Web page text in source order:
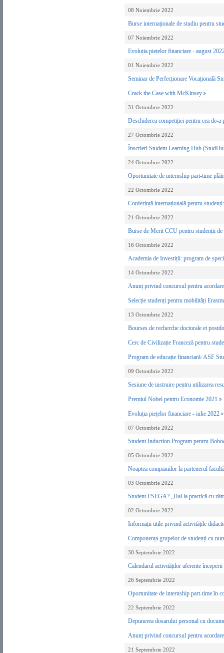
08 Noiembrie 2022
Burse internaționale de studiu pentru
07 Noiembrie 2022
Evoluția piețelor financiare - august
01 Noiembrie 2022
Seminar de Perfecționare Vocațională
Crack the Case with McKinsey
31 Octombrie 2022
Deschiderea competiției pentru cea de-
27 Octombrie 2022
Înscrieri Student Learning Hub
24 Octombrie 2022
Oportunitate de internship part-time
22 Octombrie 2022
Conferință internațională pentru
21 Octombrie 2022
Burse de Merit CCU pentru studenții
16 Octombrie 2022
Academia de Investiții: program de
14 Octombrie 2022
Anunț privind concursul pentru
Selecție studenți pentru mobilități
13 Octombrie 2022
Bourses de recherche doctorale et
Cerc de Civilizație Franceză pentru
Program de educație financiară: ASF
09 Octombrie 2022
Sesiune de instruire pentru utilizarea
Premiul Nobel pentru Economie 2021
Evoluția piețelor financiare - iulie 2022
07 Octombrie 2022
Student Induction Program pentru
05 Octombrie 2022
Noaptea companiilor la partenerul
03 Octombrie 2022
Student FSEGA? „Hai la practică cu
02 Octombrie 2022
Informații utile privind activitățile
Componența grupelor de studenți cu
30 Septembrie 2022
Calendarul activităților aferente
26 Septembrie 2022
Oportunitate de internship part-time în
22 Septembrie 2022
Depunerea dosarului personal cu
Anunț privind concursul pentru
21 Septembrie 2022